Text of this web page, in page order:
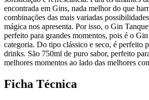
encontrada em Gins, nada melhor do que
combinações das mais variadas
mágica nos apresenta. Por isso, o Gin
perfeito para grandes momentos, pois é o
categoria. Do tipo clássico e seco, é perfeito
drinks. São 750ml de puro sabor, perfeito
melhores momentos ao lado das melhores
Ficha Técnica